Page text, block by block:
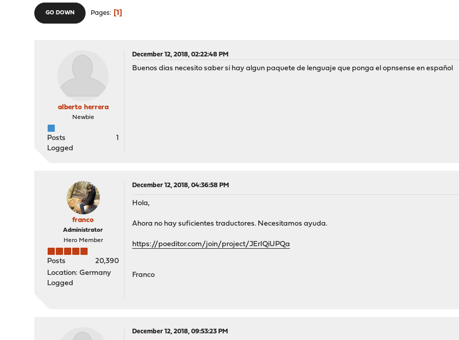
GO DOWN Pages 1
alberto herrera
Newbie
Posts
1
Logged
December 12, 2018, 02:22:48 PM
Buenos dias necesito saber si hay algun paquete de lenguaje que ponga el opnsense en español
franco
Administrator
Hero Member
Posts
20,390
Location: Germany
Logged
December 12, 2018, 04:36:58 PM
Hola,
Ahora no hay suficientes traductores. Necesitamos ayuda.
https://poeditor.com/join/project/JErIQiUPQa
Franco
December 12, 2018, 09:53:23 PM